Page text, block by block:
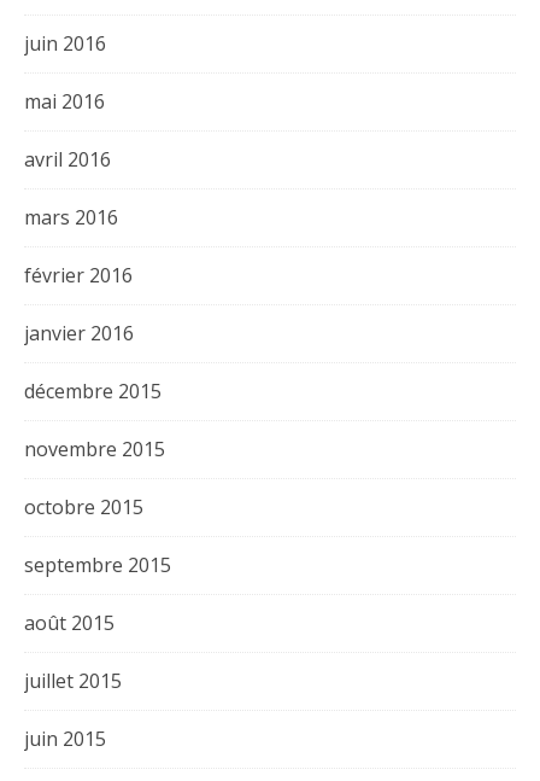
juin 2016
mai 2016
avril 2016
mars 2016
février 2016
janvier 2016
décembre 2015
novembre 2015
octobre 2015
septembre 2015
août 2015
juillet 2015
juin 2015